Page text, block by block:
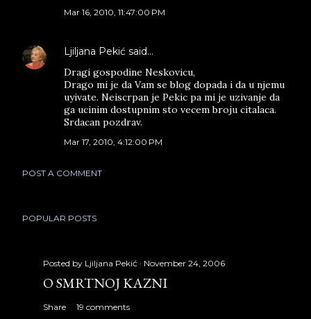
Mar 16, 2010, 11:47:00 PM
Ljiljana Pekić said…
Dragi gospodine Neskovicu,
Drago mi je da Vam se blog dopada i da u njemu
uyivate. Neiscrpan je Pekic pa mi je uzivanje da
ga ucinim dostupnim sto vecem broju citalaca.
Srdacan pozdrav.
Mar 17, 2010, 4:12:00 PM
POST A COMMENT
POPULAR POSTS
Posted by Ljiljana Pekić November 24, 2006
O SMRTNOJ KAZNI
Share 19 comments